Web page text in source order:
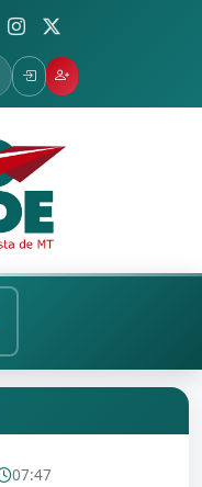
07:47